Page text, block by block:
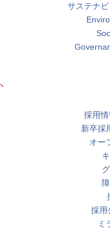
サステナ
採用
新卒採
オー
採用
ミ